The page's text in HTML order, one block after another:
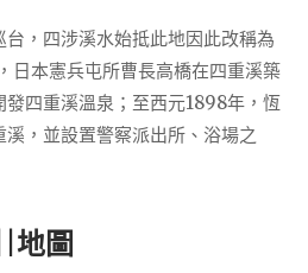
，四涉溪水始抵此地因此改稱為
日本憲兵屯所曹長高橋在四重溪築
四重溪溫泉；至西元1898年，恆
，並設置警察派出所、浴場之
地圖